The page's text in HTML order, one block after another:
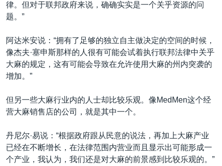
律。但对于联邦政府来说，确确实实是一个关乎资源的问
题。”
阿达米安说：“拥有了足够的独立自主做决定的空间的时候，
像杰夫·塞申斯那样的人很有可能会试着执行联邦法律中关乎
大麻的规定，这有可能会导致在允许使用大麻的州内突袭的
增加。”
但另一些大麻行业内的人士却比较乐观。像MedMen这个经
营大麻销售店的公司，就是其中一个。
丹尼尔·易说：“根据政府跟从民意的说法，再加上大麻产业
已经在不断增长，在法律范围内营业而且显示出可能形成一
个产业，我认为，我们还是对大麻的前景感到比较乐观的。”